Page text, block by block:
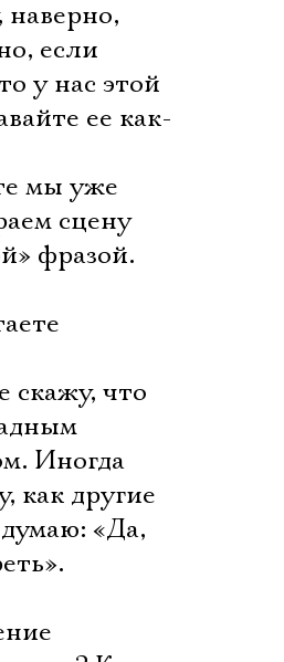
наверно,
если
у нас этой
ее как-
мы уже
сцену
фразой.
скажу, что
Иногда
как другие
«Да,